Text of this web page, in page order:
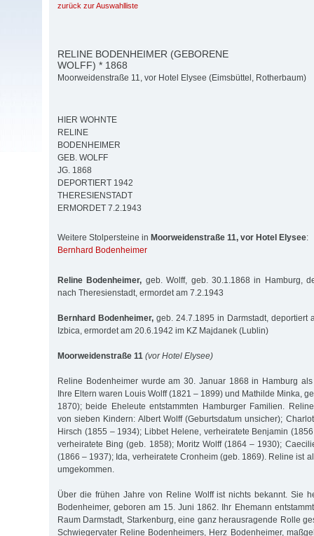
zurück zur Auswahlliste
RELINE BODENHEIMER (GEBORENE
WOLFF) * 1868
Moorweidenstraße 11, vor Hotel Elysee (Eimsbüttel, Rotherbaum)
HIER WOHNTE
RELINE
BODENHEIMER
GEB. WOLFF
JG. 1868
DEPORTIERT 1942
THERESIENSTADT
ERMORDET 7.2.1943
Weitere Stolpersteine in Moorweidenstraße 11, vor Hotel Elysee:
Bernhard Bodenheimer
Reline Bodenheimer, geb. Wolff, geb. 30.1.1868 in Hamburg,
nach Theresienstadt, ermordet am 7.2.1943
Bernhard Bodenheimer, geb. 24.7.1895 in Darmstadt, deportiert
Izbica, ermordet am 20.6.1942 im KZ Majdanek (Lublin)
Moorweidenstraße 11 (vor Hotel Elysee)
Reline Bodenheimer wurde am 30. Januar 1868 in Hamburg
Ihre Eltern waren Louis Wolff (1821 – 1899) und Mathilde Minka,
1870); beide Eheleute entstammten Hamburger Familien.
von sieben Kindern: Albert Wolff (Geburtsdatum unsicher);
Hirsch (1855 – 1934); Libbet Helene, verheiratete Benjamin
verheiratete Bing (geb. 1858); Moritz Wolff (1864 – 1930);
(1866 – 1937); Ida, verheiratete Cronheim (geb. 1869). Reline ist
umgekommen.
Über die frühen Jahre von Reline Wolff ist nichts bekannt. Sie
Bodenheimer, geboren am 15. Juni 1862. Ihr Ehemann
Raum Darmstadt, Starkenburg, eine ganz herausragende Rolle
Schwiegervater Reline Bodenheimers, Herz Bodenheimer,